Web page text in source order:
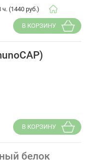
ч. (1440 руб.)
В КОРЗИНУ
В КОРЗИНУ
белок